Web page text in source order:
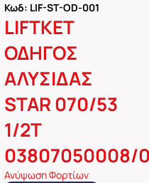
Κωδ: LIF-ST-OD-001
LIFTKET
ΟΔΗΓΟΣ
ΑΛΥΣΙΔΑΣ
STAR 070/53
1/2T
03807050008/
Ανύψωση Φορτίων